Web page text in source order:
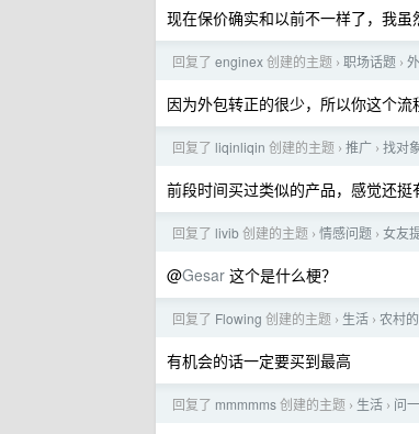
现在保价确实和以前不一样了，我虽
回复了 enginex创建的主题 › 职场话题 ›
因为外包转正的很少，所以你这个
回复了 liqinliqin 创建的主题 › 推广 › 找对
前段时间买过类似的产品，感觉还挺
回复了 livib创建的主题 › 情感问题 › 女友
@Gesar 这个是什么梗？
回复了 Flowing 创建的主题 › 生活 › 农村
有机会的话一定要买到最高
回复了 mmmmms创建的主题 › 生活 › 问